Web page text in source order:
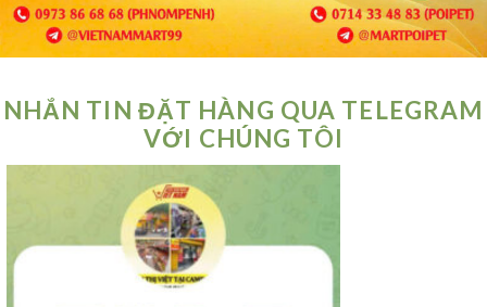
NHẮN TIN ĐẶT HÀNG QUA TELEGRAM
VỚI CHÚNG TÔI